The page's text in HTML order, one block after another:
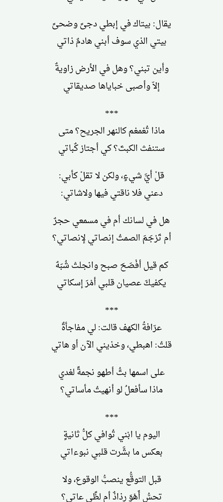
يقال: بيتاك في إبطي دجىً وضحىً
بيتي الذي سوف أبني هادمٌ ذاتي
وأين تبني؟ وهل في الأرض زاويةٌ
إلاّ وأصبى خباياها صديقاتي
***
ماذا تُغمغم كالنهر الجريح؟ متى
ستنفث الكبتَ؟ كي أجتاز كٌباتي
قلْ أيَّ شيءٍ، ولكن لا تقلْ كأبي:
دعني فلا ناقتي فيها ولاشاتي:
هل في لسانك أم في مسمعي حجرٌ
أم تَرْجَمَ الصمتُ إنصاتي لإنصاتي؟
كم قيل أفْصَحَ صبح وانجلتْ شُبَهٌ
يكفيكَ عصيان قلبي أمْرَ إسكاتي
***
عرّافةُ الكهف قالت: لي مفاجأةٌ
قلتُ: اهبطي، وخذيني الآن أو هاتي
على اسمها بتُّ أطهو نجمةً لغدي
ماذا سأفعلُ لو أنهيتُ مأساتي؟
***
اليوم يا ابْني تُوافي كلُّ ثانيةٍ
بعكس ما بشَّرت قلبي نبوءاتي
قبل التوقُّع ينصبُّ الوقوع، ولا
تحسُّ أَهْوَ رذاذٌ أم لظًى عاتي؟